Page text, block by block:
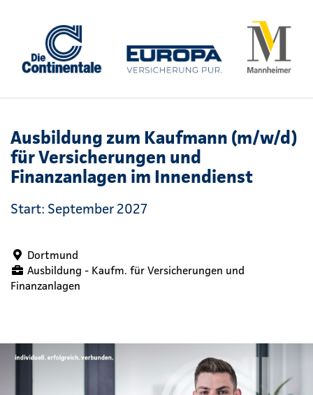
Ausbildung zum Kaufmann (m/w/d)
für Versicherungen und
Finanzanlagen im Innendienst
Start: September 2027
Dortmund
Ausbildung - Kaufm. für Versicherungen und
Finanzanlagen